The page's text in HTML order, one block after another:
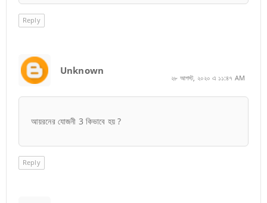
Reply
Unknown
২৮ আগস্ট, ২০২০ এ ১১:৪৭ AM
আয়রনের যোজনী 3 কিভাবে হয় ?
Reply